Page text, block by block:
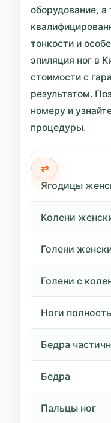
оборудование,
тонкости и
эпиляция ног в
стоимости с
результатом.
номеру и
процедуры.
Ягодицы
Колени
Голени
Голени с
Ноги
Бедра
Бедра
Пальцы ног